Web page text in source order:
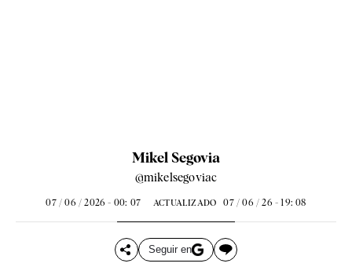
Mikel Segovia
@mikelsegoviac
07 / 06 / 2026 - 00: 07 ACTUALIZADO 07 / 06 / 26 - 19: 08
Seguir en